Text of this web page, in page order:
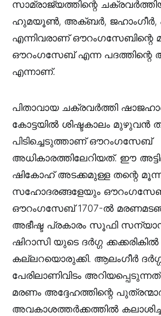
സാമ്രാജ്യത്തിന്റെ
ഹുമയൂൺ, അക്ബർ, ജഹാംഗീർ,
എന്നിവരാണ്‌ ഔറംഗസേബിന്റെ
ഔറംഗസേബ് എന്ന പദത്തിന്റെ
എന്നാണ്.
പിതാവായ ചക്രവർത്തി
കോട്ടയിൽ ശിഷ്ടകാലം മുഴുവൻ
പിടിച്ചെടുത്താണ്‌ ഔറംഗസേബ്
അധികാരത്തിലേറിയത്. ഈ
ഷികോഹ് അടക്കമുള്ള തന്റെ
സഹോദരങ്ങളേയും
ഔറംഗസേബ് 1707-ൽ
അഭീഷ്ട പ്രകാരം സൂഫി
ഷിറാസി യുടെ ദർഗ്ഗ ക്കക്കരികിൽ
കല്ലറയൊരുക്കി. ആലംഗീർ
പേരിലാണിവിടം
മരണം അദ്ദേഹത്തിന്റെ
അവകാശത്തർക്കത്തിൽ